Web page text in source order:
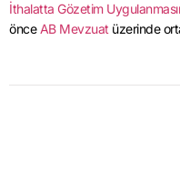
İthalatta Gözetim
önce AB Mevzuat üzerinde